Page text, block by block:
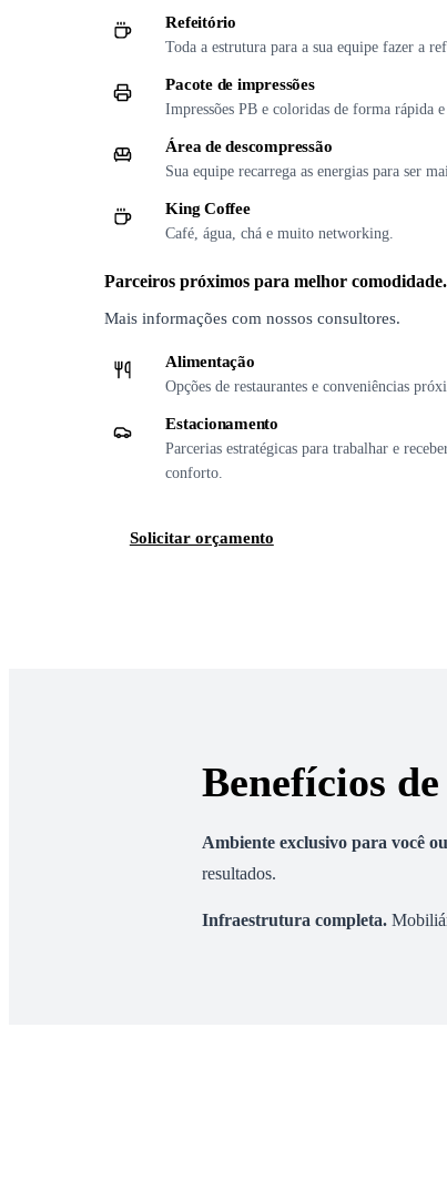
Refeitório
Toda a estrutura para a sua equipe fazer a
Pacote de impressões
Impressões PB e coloridas de forma rápida e
Área de descompressão
Sua equipe recarrega as energias para ser
King Coffee
Café, água, chá e muito networking.
Parceiros próximos para melhor comodidade.
Mais informações com nossos consultores.
Alimentação
Opções de restaurantes e conveniências
Estacionamento
Parcerias estratégicas para trabalhar e
conforto.
Solicitar orçamento
Benefícios
Ambiente exclusivo para você
resultados.
Infraestrutura completa.